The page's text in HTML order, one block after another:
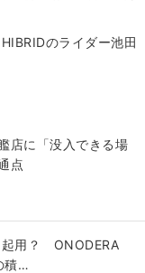
のライダー池田
店に「没入できる場
点
起用？ ONODERA
積…